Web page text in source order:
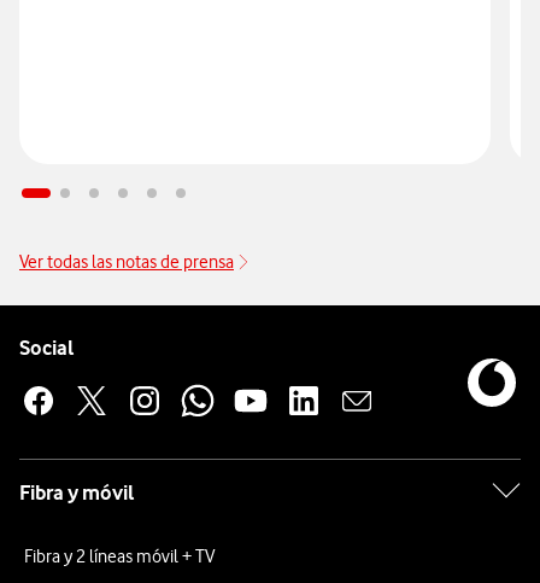
Ver todas las notas de prensa
Social
Fibra y móvil
Fibra y 2 líneas móvil + TV